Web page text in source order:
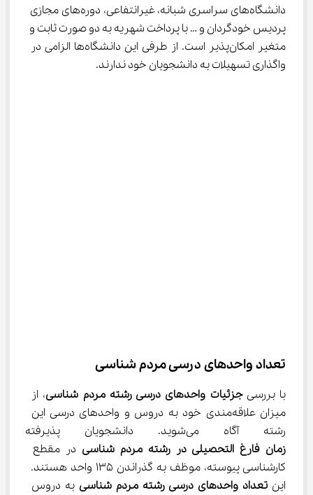
دانشگاه‌های سراسری شبانه، غیرانتفاعی، دوره‌های مجازی
پردیس خودگردان و … با پرداخت شهریه به دو صورت ثابت و
متغیر امکان‌پذیر است. از طرفی این دانشگاه‌ها الزامی در
واگذاری تسهیلات به دانشجویان خود ندارند.
تعداد واحد‍‌های درسی مردم شناسی
با بررسی جزئیات واحدهای درسی رشته مردم شناسی، از
میزان علاقه‌مندی خود به دروس و واحد‌های درسی این
رشته آگاه می‌شوید. دانشجویان پذیرفته شده در این رشته تا
زمان فارغ التحصیلی در رشته مردم شناسی در مقطع
کارشناسی پیوسته، موظف به گذراندن 135 واحد هستند.
این تعداد واحدهای درسی رشته مردم شناسی به دروس